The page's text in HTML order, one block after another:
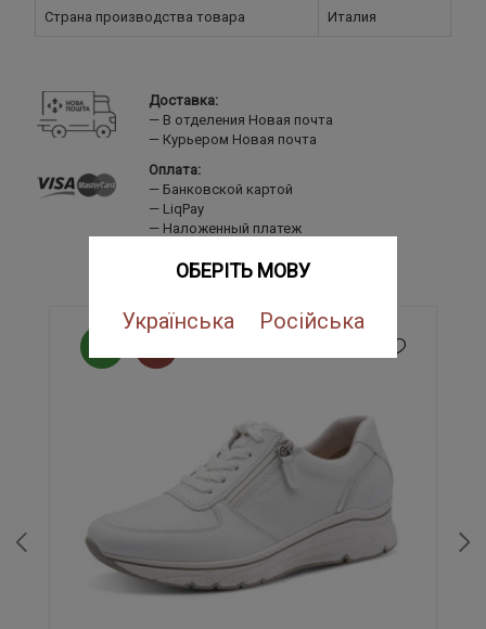
ОБЕРІТЬ МОВУ
Українська Російська
Страна производства товара Италия
Доставка:
В отделения Новая почта
Курьером Новая почта
Оплата:
Банковской картой
LiqPay
Наложенный платеж
ПОХОЖИЕ ТОВАРЫ